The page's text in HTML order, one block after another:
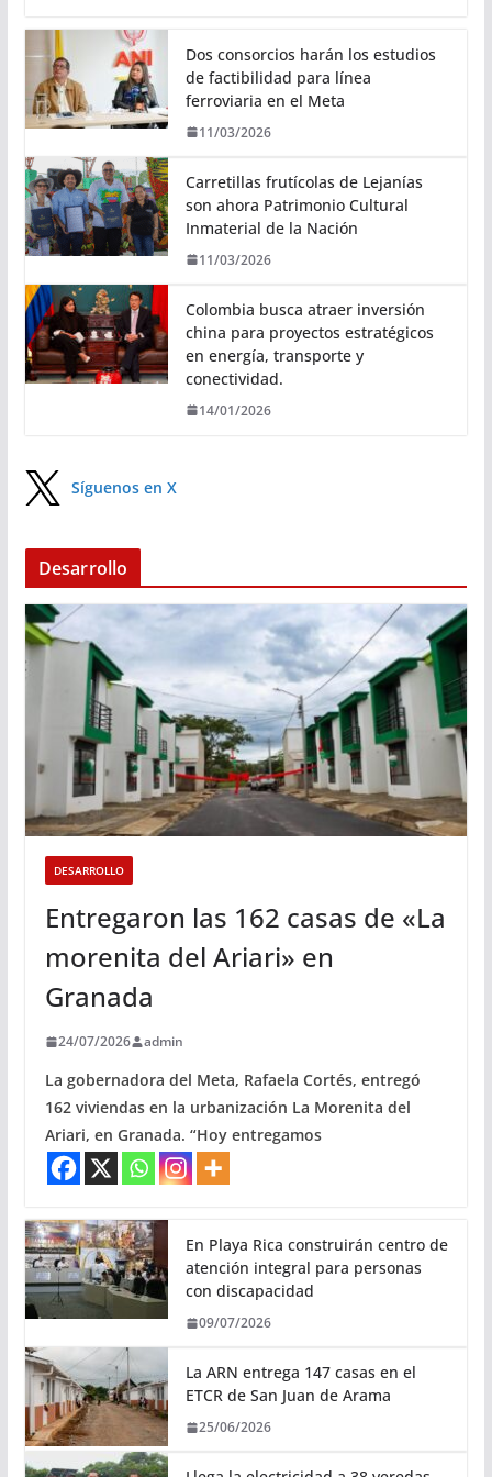
Dos consorcios harán los estudios
de factibilidad para línea
ferroviaria en el Meta
11/03/2026
Carretillas frutícolas de Lejanías
son ahora Patrimonio Cultural
Inmaterial de la Nación
11/03/2026
Colombia busca atraer inversión
china para proyectos estratégicos
en energía, transporte y
conectividad.
14/01/2026
Síguenos en X
Desarrollo
DESARROLLO
Entregaron las 162 casas de «La
morenita del Ariari» en
Granada
24/07/2026 admin
La gobernadora del Meta, Rafaela Cortés, entregó
162 viviendas en la urbanización La Morenita del
Ariari, en Granada. “Hoy entregamos
En Playa Rica construirán centro de
atención integral para personas
con discapacidad
09/07/2026
La ARN entrega 147 casas en el
ETCR de San Juan de Arama
25/06/2026